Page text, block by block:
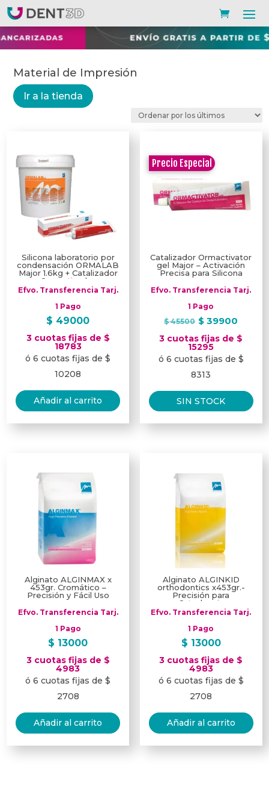
Material de Impresión
Ir a la tienda
Silicona laboratorio por
condensación ORMALAB
Major 1.6kg + Catalizador
Ormactivador
Efvo. Transferencia Tarj.
1 Pago
$ 49000
3 cuotas fijas de $
18783
ó 6 cuotas fijas de $
10208
Añadir al carrito
Precio Especial
Catalizador Ormactivator
gel Major – Activación
Precisa para Silicona
Efvo. Transferencia Tarj.
1 Pago
$45500 El
precio
original
era:
$ 45500.
$ 39900
es:
3 cuotas fijas de $
15295
ó 6 cuotas fijas de $
8313
SIN STOCK
Alginato ALGINMAX x
453gr. Cromático –
Precisión y Fácil Uso
Efvo. Transferencia Tarj.
1 Pago
$ 13000
3 cuotas fijas de $
4983
ó 6 cuotas fijas de $
2708
Añadir al carrito
Alginato ALGINKID
orthodontics x453gr.-
Precisión para
Ortodoncia
Efvo. Transferencia Tarj.
1 Pago
$ 13000
3 cuotas fijas de $
4983
ó 6 cuotas fijas de $
2708
Añadir al carrito